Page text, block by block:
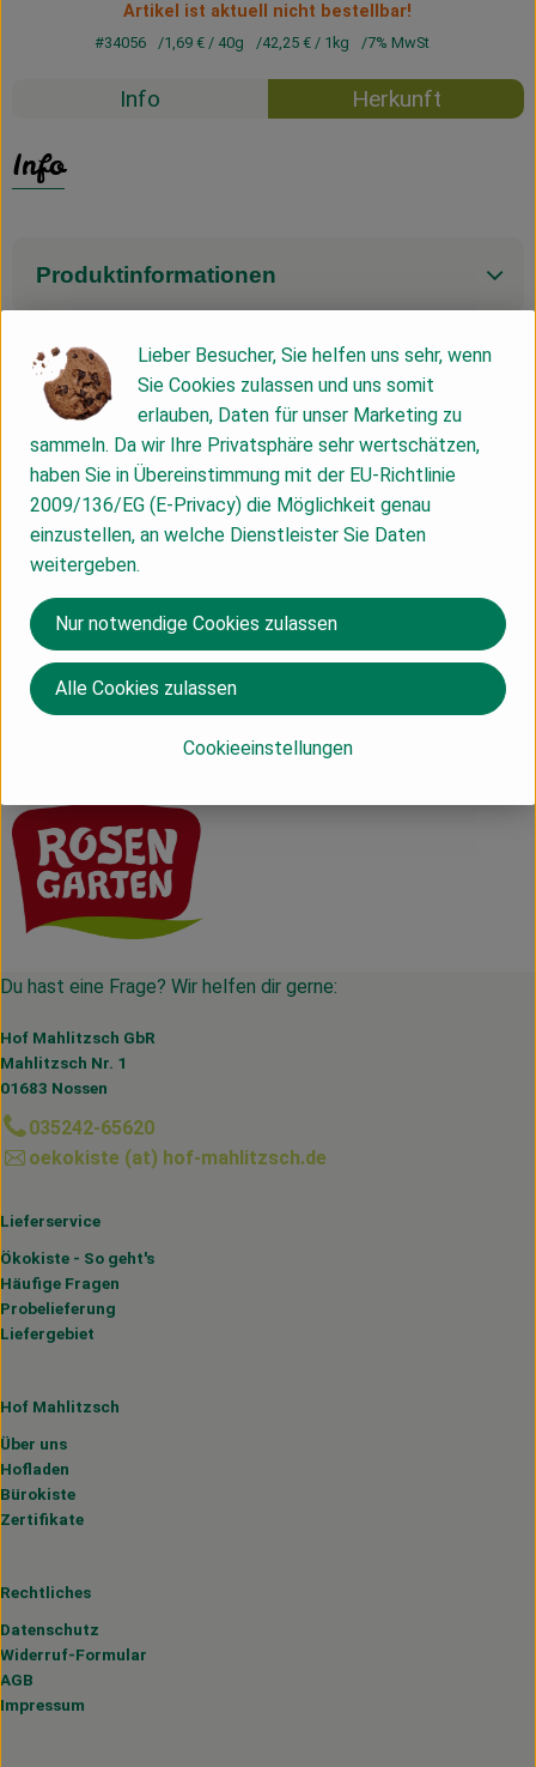
Artikel ist aktuell nicht bestellbar!
#34056 1,69 € / 40g 42,25 € / 1kg 7% MwSt
Info Herkunft
Info
Produktinformationen
Zutaten
Nährwert-Info
Produktdatenblatt
Herkunft
Du hast eine Frage? Wir helfen dir gerne:
Hof Mahlitzsch GbR
Mahlitzsch Nr. 1
01683 Nossen
035242-65620
oekokiste (at) hof-mahlitzsch.de
Lieferservice
Ökokiste - So geht's
Häufige Fragen
Probelieferung
Liefergebiet
Hof Mahlitzsch
Über uns
Hofladen
Bürokiste
Zertifikate
Rechtliches
Datenschutz
Widerruf-Formular
AGB
Impressum
Lieber Besucher, Sie helfen uns sehr, wenn
Sie Cookies zulassen und uns somit
erlauben, Daten für unser Marketing zu
sammeln. Da wir Ihre Privatsphäre sehr wertschätzen,
haben Sie in Übereinstimmung mit der EU-Richtlinie
2009/136/EG (E-Privacy) die Möglichkeit genau
einzustellen, an welche Dienstleister Sie Daten
weitergeben.
Cookieeinstellungen
Nur notwendige Cookies zulassen
Alle Cookies zulassen